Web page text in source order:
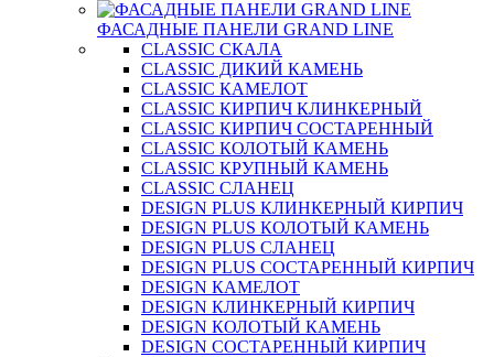
ФАСАДНЫЕ ПАНЕЛИ GRAND LINE
CLASSIC СКАЛА
CLASSIC ДИКИЙ КАМЕНЬ
CLASSIC КАМЕЛОТ
CLASSIC КИРПИЧ КЛИНКЕРНЫЙ
CLASSIC КИРПИЧ СОСТАРЕННЫЙ
CLASSIC КОЛОТЫЙ КАМЕНЬ
CLASSIC КРУПНЫЙ КАМЕНЬ
CLASSIC СЛАНЕЦ
DESIGN PLUS КЛИНКЕРНЫЙ КИРПИЧ
DESIGN PLUS КОЛОТЫЙ КАМЕНЬ
DESIGN PLUS СЛАНЕЦ
DESIGN PLUS СОСТАРЕННЫЙ КИРПИЧ
DESIGN КАМЕЛОТ
DESIGN КЛИНКЕРНЫЙ КИРПИЧ
DESIGN КОЛОТЫЙ КАМЕНЬ
DESIGN СОСТАРЕННЫЙ КИРПИЧ